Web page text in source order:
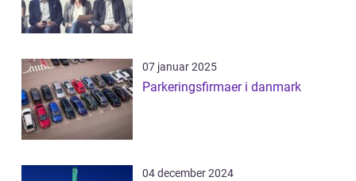
07 januar 2025
Parkeringsfirmaer i danmark
04 december 2024